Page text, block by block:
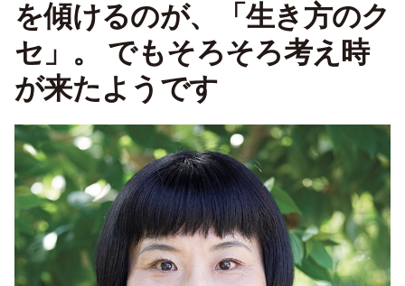
を傾けるのが、「生き方のク
セ」。 でもそろそろ考え時
が来たようです